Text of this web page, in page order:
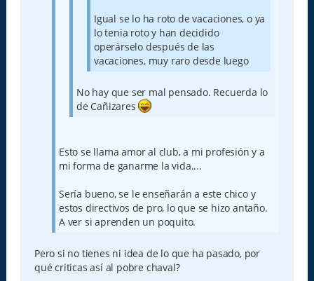
Igual se lo ha roto de vacaciones, o ya
lo tenia roto y han decidido
operárselo después de las
vacaciones, muy raro desde luego
No hay que ser mal pensado. Recuerda lo
de Cañizares
Esto se llama amor al club, a mi profesión y a
mi forma de ganarme la vida....
Sería bueno, se le enseñarán a este chico y
estos directivos de pro, lo que se hizo antaño.
A ver si aprenden un poquito.
Pero si no tienes ni idea de lo que ha pasado, por
qué criticas así al pobre chaval?